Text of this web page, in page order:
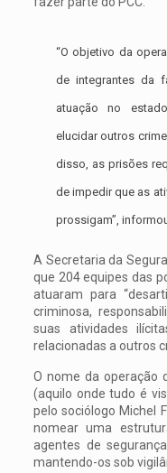
“O objetivo da
de integrantes da
atuação no
elucidar outros
disso, as prisões
de impedir que as
prossigam”,
A Secretaria da
que 204 equipes das
atuaram para
criminosa,
suas atividades
relacionadas a outros
O nome da operação
(aquilo onde tudo é
pelo sociólogo Michel
nomear uma
agentes de
mantendo-os sob